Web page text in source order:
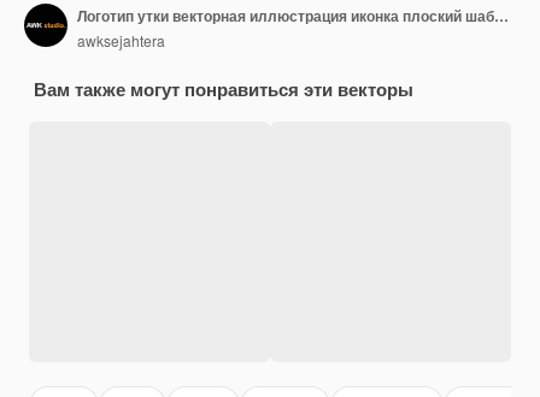
Логотип утки векторная иллюстрация иконка плоский шаблон дизайна
awksejahtera
Вам также могут понравиться эти векторы